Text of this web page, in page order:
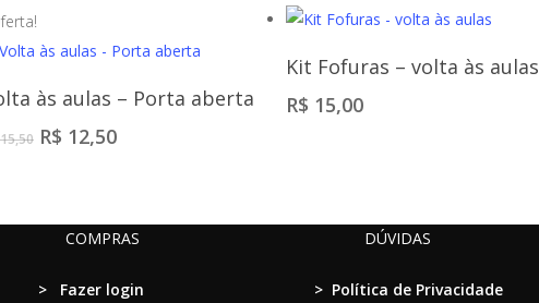
Comprar
às aulas – Porta aberta
O
R$ 15,50.
R$ 12,50O
R$ 12,50.
Comprar
Kit Fofuras – volta às aulas
R$ 15,00
COMPRAS
> Fazer login
DÚVIDAS
> Política de Privacidade